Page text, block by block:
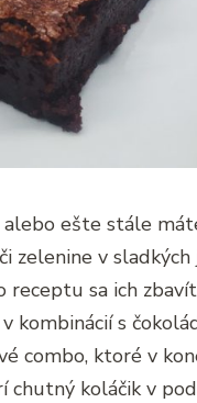
ešte stále
zelenine v sladkých
sa ich
kombinácií s
combo, ktoré v
chutný koláčik v